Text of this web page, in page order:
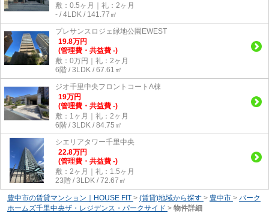
敷：0.5ヶ月｜礼：2ヶ月
- / 4LDK / 141.77㎡
プレサンスロジェ緑地公園EWEST
19.8万円
(管理費・共益費 -)
敷：0万円｜礼：2ヶ月
6階 / 3LDK / 67.61㎡
ジオ千里中央フロントコートA棟
19万円
(管理費・共益費 -)
敷：1ヶ月｜礼：2ヶ月
6階 / 3LDK / 84.75㎡
シエリアタワー千里中央
22.8万円
(管理費・共益費 -)
敷：2ヶ月｜礼：1.5ヶ月
23階 / 3LDK / 72.67㎡
豊中市の賃貸マンション｜HOUSE FIT > (賃貸)地域から探す > 豊中市 > パーク
ホームズ千里中央ザ・レジデンス・パークサイド > 物件詳細